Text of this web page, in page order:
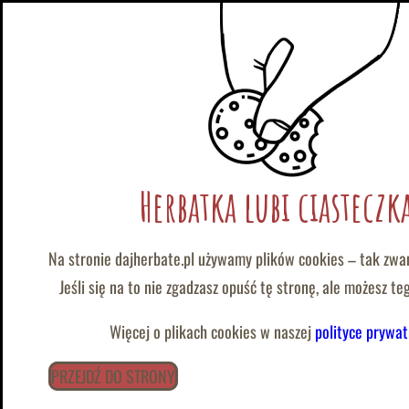
tel/whatsapp:+48 788 663 777
Praca z ciałem
Praca z ciałem to kolejny projekt, który kierujemy do pań
wewnętrznych na odwagę aby zrobić krok w przód. To
Herbatka lubi
Na stronie dajherbate.pl używamy plików cookies – tak
Jeśli się na to nie zgadzasz opuść tę stronę, ale możesz
Więcej o plikach cookies w naszejpolityce
PRZEJDŹ DO STRONY